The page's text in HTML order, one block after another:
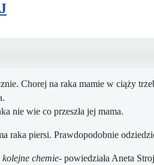
Chorej na raka mamie w ciąży
nie wie co przeszła jej mama.
raka piersi. Prawdopodobnie
chemie- powiedziała Aneta